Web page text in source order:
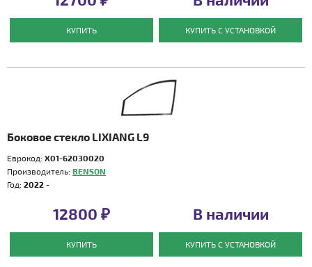
КУПИТЬ КУПИТЬ С УСТАНОВКОЙ
Боковое стекло LIXIANG L9
Еврокод: X01-62030020
Производитель: BENSON
Год: 2022 -
12800 ₽
КУПИТЬ
В наличии
КУПИТЬ С УСТАНОВКОЙ